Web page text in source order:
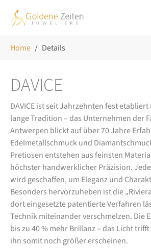
Home Details
DAVICE
DAVICE ist seit Jahrzehnten fest
lange Tradition – das Unternehmen der
Antwerpen blickt auf über 70 Jahre
Edelmetallschmuck und
Pretiosen entstehen aus feinsten
höchster handwerklicher Präzision.
wird geschaffen, um Eleganz und
Besonders hervorzuheben ist die
dort eingesetzte patentierte Verfahren
Technik miteinander verschmelzen. Die
bis zu 40 % mehr Brillanz – das Licht
ihn somit noch größer erscheinen.